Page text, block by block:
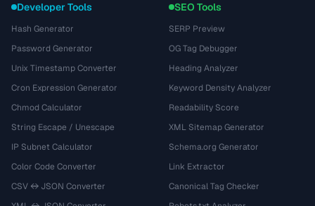
Developer Tools
Hash Generator
Password Generator
Unix Timestamp Converter
Cron Expression Generator
Chmod Calculator
String Escape / Unescape
IP Subnet Calculator
Color Code Converter
CSV ↔ JSON Converter
SEO Tools
SERP Preview
OG Tag Debugger
Heading Analyzer
Keyword Density Analyzer
Readability Score
XML Sitemap Generator
Schema.org Generator
Link Extractor
Canonical Tag Checker